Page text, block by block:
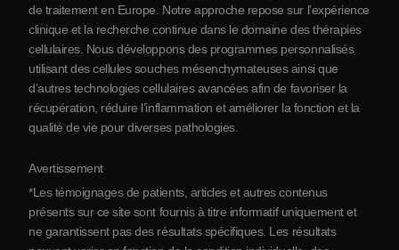
Partenariats
Contact
de traitement en Europe. Notre approche repose sur l’expérience
clinique et la recherche continue dans le domaine des thérapies
cellulaires. Nous développons des programmes personnalisés
utilisant des cellules souches mésenchymateuses ainsi que
d’autres technologies cellulaires avancées afin de favoriser la
récupération, réduire l’inflammation et améliorer la fonction et la
qualité de vie pour diverses pathologies.
Avertissement
*Les témoignages de patients, articles et autres contenus
présents sur ce site sont fournis à titre informatif uniquement et
ne garantissent pas des résultats spécifiques. Les résultats